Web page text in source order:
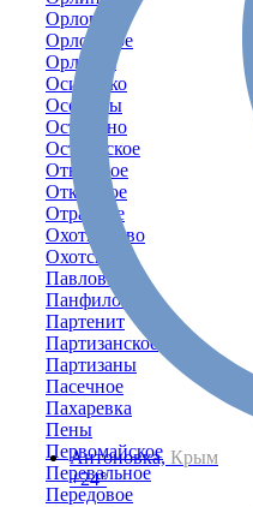
Антоновка, Крым
+24°
Орловка
Орловское
Орлянка
Осипенко
Осовины
Останино
Островское
Отважное
Открытое
Отрадное
Охотниково
Охотское
Павловка
Панфиловка
Партенит
Партизанское
Партизаны
Пасечное
Пахаревка
Пены
Первомайское
Перевальное
Передовое